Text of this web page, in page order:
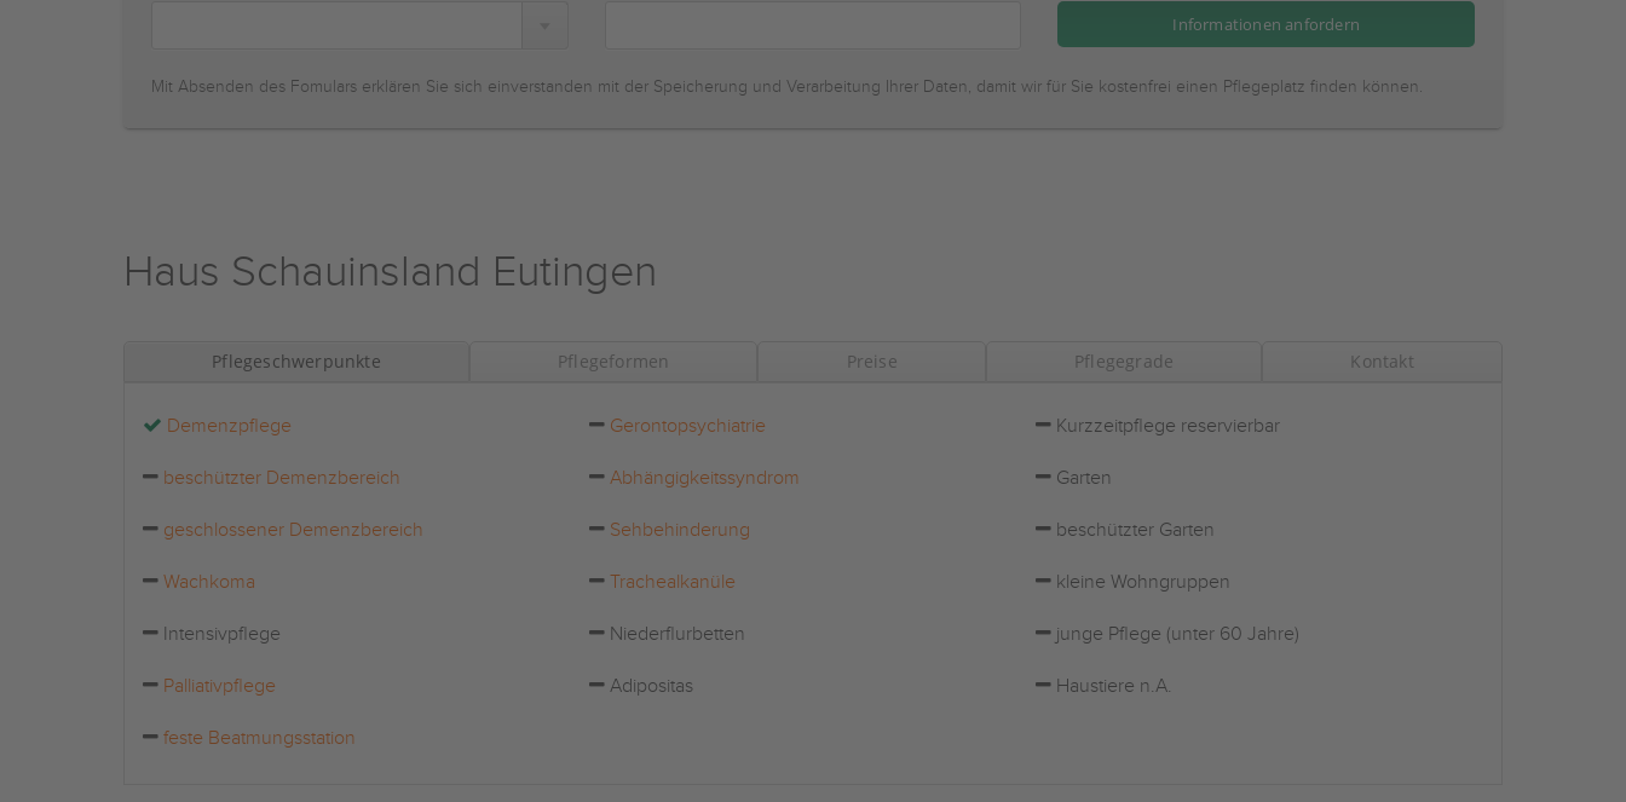
Mit Absenden des Fomulars erklären Sie sich einverstanden mit der Speicherung und Verarbeitung Ihrer Daten, damit wir für Sie kostenfrei einen Pflegeplatz finden können.
Haus Schauinsland Eutingen
Pflegeschwerpunkte Pflegeformen Preise Pflegegrade Kontakt
Demenzpflege Gerontopsychiatrie Kurzzeitpflege reservierbar
beschützter Demenzbereich Abhängigkeitssyndrom Garten
geschlossener Demenzbereich Sehbehinderung beschützter Garten
Wachkoma Trachealkanüle kleine Wohngruppen
Intensivpflege Niederflurbetten junge Pflege (unter 60 Jahre)
Palliativpflege Adipositas Haustiere n.A.
feste Beatmungsstation